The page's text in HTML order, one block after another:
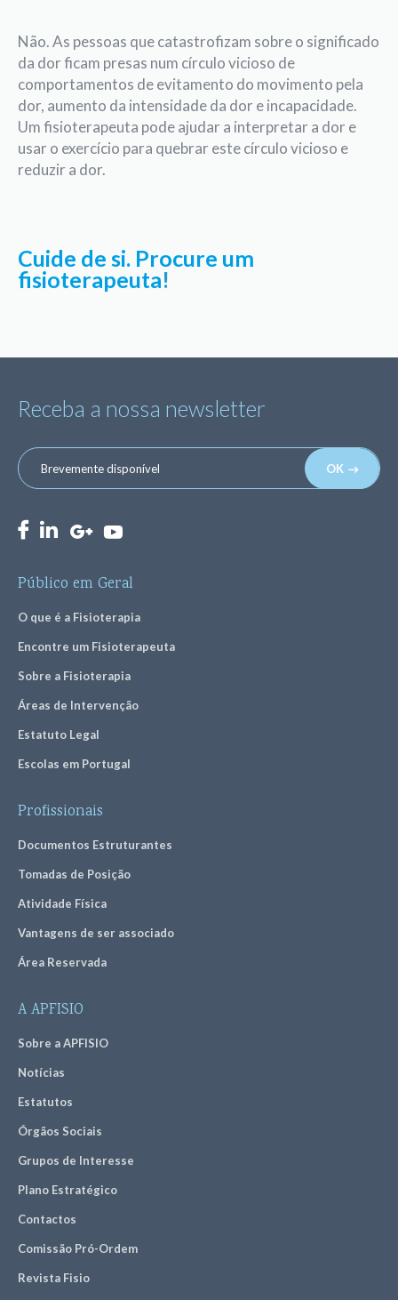
Não. As pessoas que catastro­fizam sobre o signifi­cado
da dor fi­cam presas num círculo vicioso de
comportamentos de evitamento do movimento pela
dor, aumento da intensidade da dor e incapacidade.
Um fi­sioterapeuta pode ajudar a interpretar a dor e
usar o exercício para quebrar este círculo vicioso e
reduzir a dor.
Cuide de si. Procure um
fisioterapeuta!
Receba a nossa newsletter
OK
Público em Geral
O que é a Fisioterapia
Encontre um Fisioterapeuta
Sobre a Fisioterapia
Áreas de Intervenção
Estatuto Legal
Escolas em Portugal
Profissionais
Documentos Estruturantes
Tomadas de Posição
Atividade Física
Vantagens de ser associado
Área Reservada
A APFISIO
Sobre a APFISIO
Notícias
Estatutos
Órgãos Sociais
Grupos de Interesse
Plano Estratégico
Contactos
Comissão Pró-Ordem
Revista Fisio